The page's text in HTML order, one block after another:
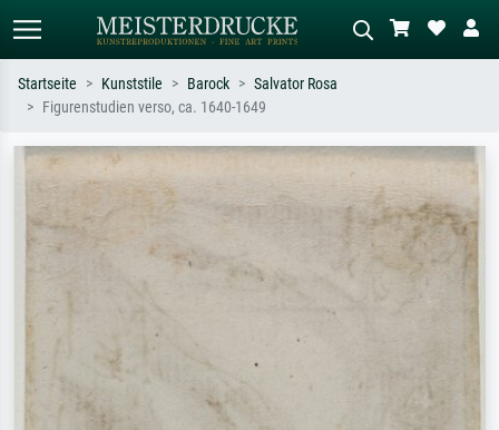
Suchen Sie nach Künstlern, Werktiteln
oder Stilen – z.B. Monet,
Sternennacht, Impressionismus, Welle
Beschreiben Sie die Szene – z.B. Grüne
Wiese, Abstrakt mit viel Rot, Dunkles
Ölgemälde, Stehender Akt neben einem
Baum.
Startseite Kunststile Barock
Salvator Rosa
Figurenstudien verso, ca. 1640-1649